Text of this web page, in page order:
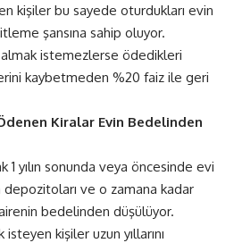
kişiler bu sayede oturdukları evin
şansına sahip oluyor.
almak istemezlerse ödedikleri
kaybetmeden %20 faiz ile geri
Kiralar Evin Bedelinden
1 yılın sonunda veya öncesinde evi
ve o zamana kadar
bedelinden düşülüyor.
kişiler uzun yıllarını